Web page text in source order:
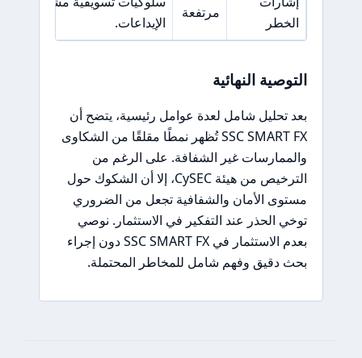
الخطر
مرتفعة
الإيداعات.
التوصية النهائية
بعد تحليل شامل لعدة عوامل رئيسية، يتضح أن
SSC SMART FX تُظهر نمطًا مقلقًا من الشكاوى
والممارسات غير الشفافة. على الرغم من
الترخيص من هيئة CySEC، إلا أن الشكوك حول
مستوى الأمان والشفافية تجعل من الضروري
توخي الحذر عند التفكير في الاستثمار. نوصي
بعدم الاستثمار في SSC SMART FX دون إجراء
بحث دقيق وفهم شامل للمخاطر المحتملة.